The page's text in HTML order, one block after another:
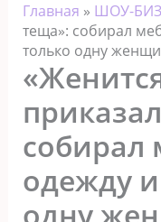
Главная » ШОУ-БИЗ
теща»: собирал
только одну
собирал
одежду